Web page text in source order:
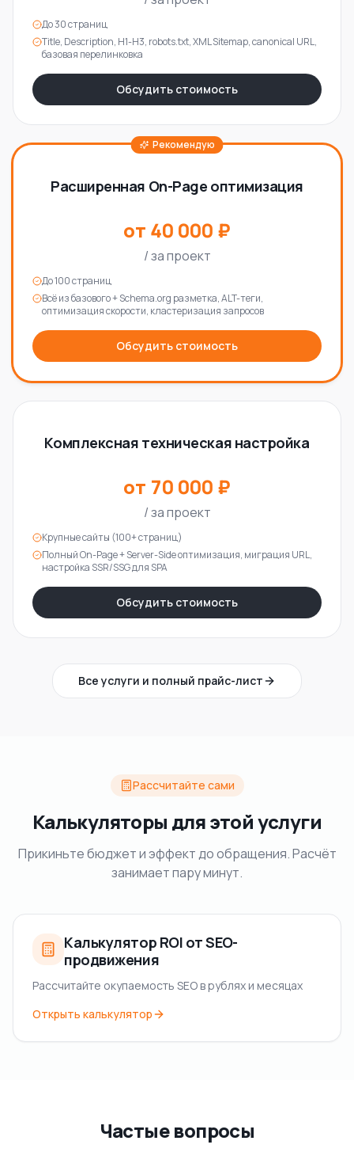
До 30 страниц
Title, Description, H1-H3, robots.txt, XML Sitemap, canonical URL,
базовая перелинковка
Обсудить стоимость
Рекомендую
Расширенная On-Page оптимизация
от 40 000 ₽
/за проект
До 100 страниц
Всё из базового + Schema.org разметка, ALT-теги,
оптимизация скорости, кластеризация запросов
Обсудить стоимость
Комплексная техническая настройка
от 70 000 ₽
/за проект
Крупные сайты (100+ страниц)
Полный On-Page + Server-Side оптимизация, миграция URL,
настройка SSR/SSG для SPA
Обсудить стоимость
Все услуги и полный прайс-лист
Рассчитайте сами
Калькуляторы для этой услуги
Прикиньте бюджет и эффект до обращения. Расчёт
занимает пару минут.
Калькулятор ROI от SEO-
продвижения
Рассчитайте окупаемость SEO в рублях и месяцах
Открыть калькулятор
Частые вопросы